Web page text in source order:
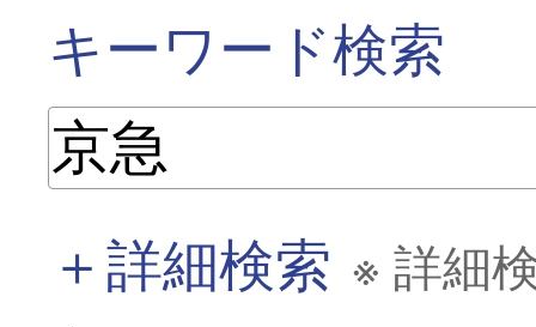
キーワード検索
＋詳細検索 ※ 詳細